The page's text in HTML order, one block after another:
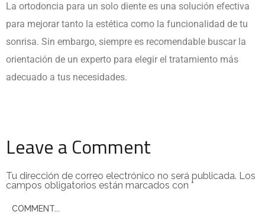
La ortodoncia para un solo diente es una solución efectiva
para mejorar tanto la estética como la funcionalidad de tu
sonrisa. Sin embargo, siempre es recomendable buscar la
orientación de un experto para elegir el tratamiento más
adecuado a tus necesidades.
Leave a Comment
Tu dirección de correo electrónico no será publicada. Los
campos obligatorios están marcados con *